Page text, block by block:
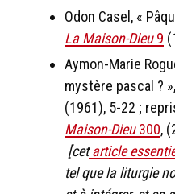
Odon Casel, «
La Maison-Dieu9
Aymon-Marie
mystère pascal ? »,
(1961), 5-22 ;
Maison-Dieu300,
[cetarticle
tel que la liturgie